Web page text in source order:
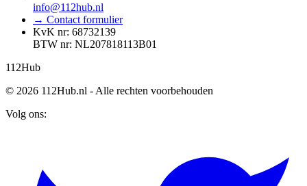
info@112hub.nl
→ Contact formulier
KvK nr: 68732139
BTW nr: NL207818113B01
112Hub
© 2026 112Hub.nl - Alle rechten voorbehouden
Volg ons: